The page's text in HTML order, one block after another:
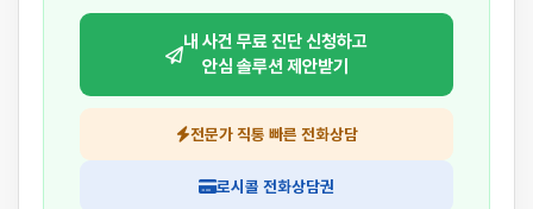
내 사건 무료 진단 신청하고
안심 솔루션 제안받기
전문가 직통 빠른 전화상담
로시콜 전화상담권